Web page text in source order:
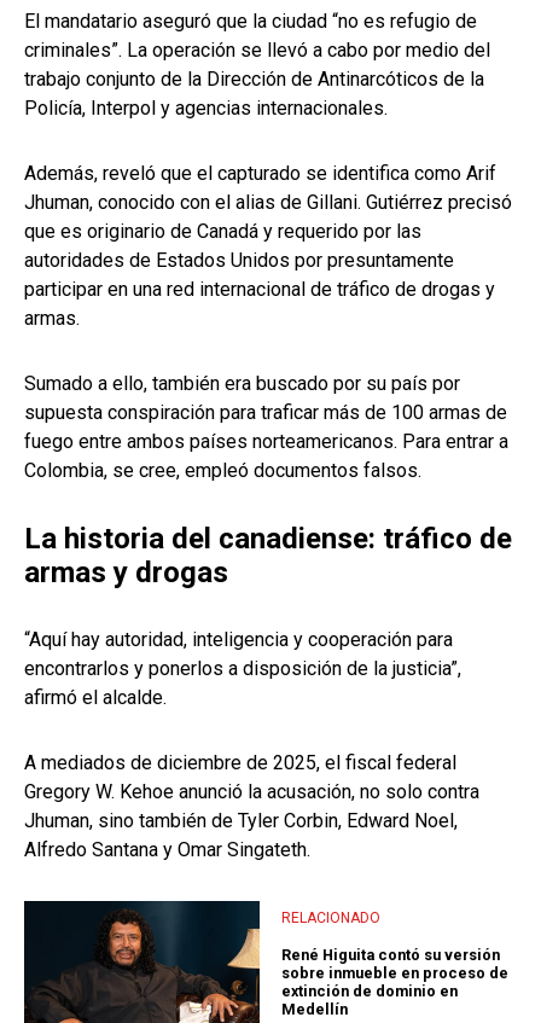
El mandatario aseguró que la ciudad “no es refugio de
criminales”. La operación se llevó a cabo por medio del
trabajo conjunto de la Dirección de Antinarcóticos de la
Policía, Interpol y agencias internacionales.
Además, reveló que el capturado se identifica como Arif
Jhuman, conocido con el alias de Gillani. Gutiérrez precisó
que es originario de Canadá y requerido por las
autoridades de Estados Unidos por presuntamente
participar en una red internacional de tráfico de drogas y
armas.
Sumado a ello, también era buscado por su país por
supuesta conspiración para traficar más de 100 armas de
fuego entre ambos países norteamericanos. Para entrar a
Colombia, se cree, empleó documentos falsos.
La historia del canadiense: tráfico de
armas y drogas
“Aquí hay autoridad, inteligencia y cooperación para
encontrarlos y ponerlos a disposición de la justicia”,
afirmó el alcalde.
A mediados de diciembre de 2025, el fiscal federal
Gregory W. Kehoe anunció la acusación, no solo contra
Jhuman, sino también de Tyler Corbin, Edward Noel,
Alfredo Santana y Omar Singateth.
RELACIONADO
René Higuita contó su versión
sobre inmueble en proceso de
extinción de dominio en
Medellín